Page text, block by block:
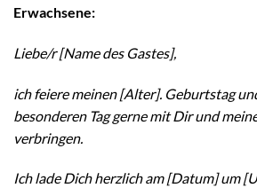
Erwachsene:
Liebe/r [Name des Gastes],
ich feiere meinen [Alter]. Geburtstag
besonderen Tag gerne mit Dir und
verbringen.
Ich lade Dich herzlich am [Datum] um